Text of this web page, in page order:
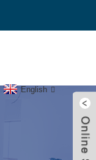
English